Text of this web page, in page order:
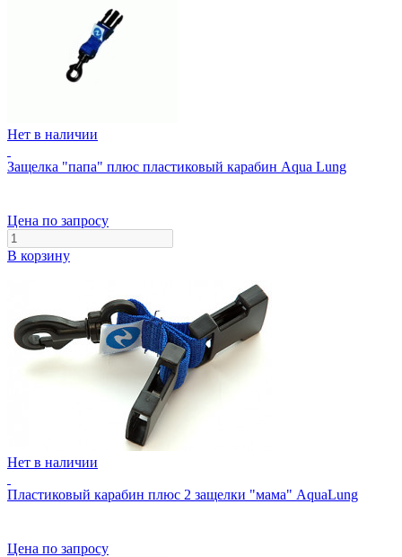
Нет в наличии
Защелка "папа" плюс пластиковый карабин Aqua Lung
Цена по запросу
В корзину
Нет в наличии
Пластиковый карабин плюс 2 защелки "мама" AquaLung
Цена по запросу